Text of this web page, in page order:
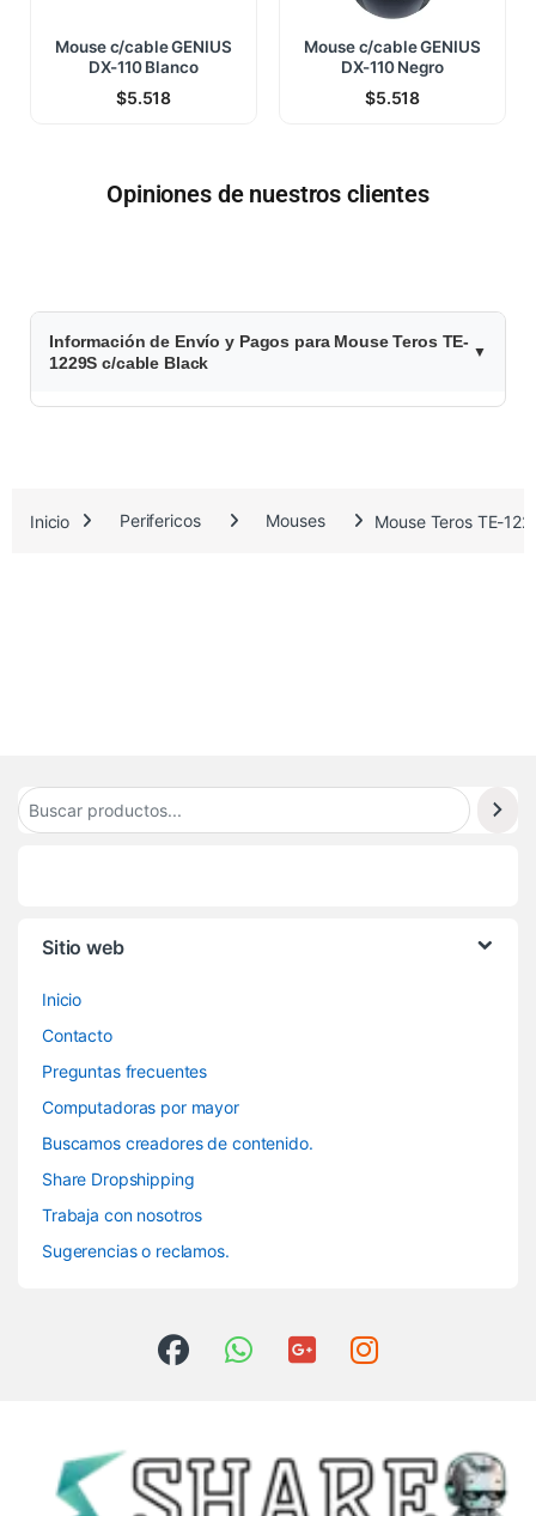
Mouse c/cable GENIUS
DX-110 Blanco
$5.518
Mouse c/cable GENIUS
DX-110 Negro
$5.518
Opiniones de nuestros clientes
$
4
.
6
Información de Envío y Pagos para Mouse Teros TE-
1229S c/cable Black
Inicio Perifericos Mouses Mouse Teros TE-
Sitio web
Inicio
Contacto
Preguntas frecuentes
Computadoras por mayor
Buscamos creadores de contenido.
Share Dropshipping
Trabaja con nosotros
Sugerencias o reclamos.